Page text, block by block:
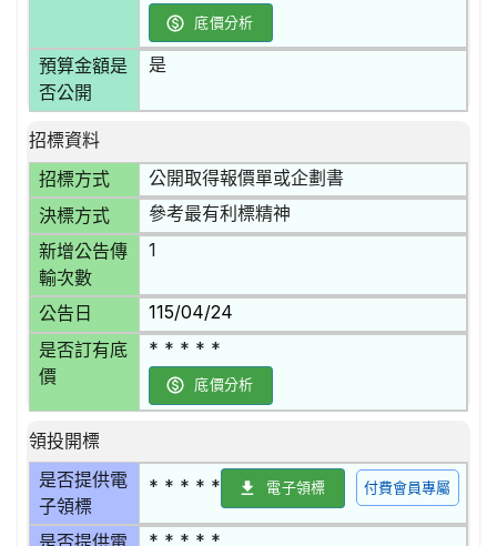
底價分析
預算金額是
否公開
是
招標資料
招標方式
公開取得報價單或企劃書
決標方式 參考最有利標精神
新增公告傳
輸次數
1
公告日 115/04/24
是否訂有底
價
* * * * *
底價分析
領投開標
是否提供電
子領標
* * * * * 電子領標 付費會員專屬
* * * * *